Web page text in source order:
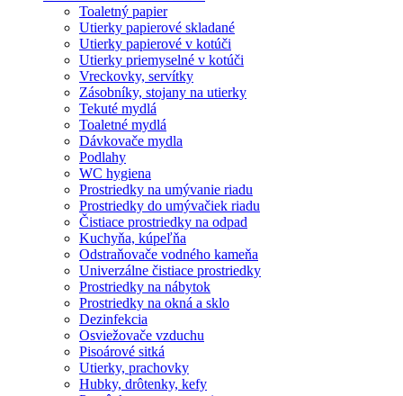
Toaletný papier
Utierky papierové skladané
Utierky papierové v kotúči
Utierky priemyselné v kotúči
Vreckovky, servítky
Zásobníky, stojany na utierky
Tekuté mydlá
Toaletné mydlá
Dávkovače mydla
Podlahy
WC hygiena
Prostriedky na umývanie riadu
Prostriedky do umývačiek riadu
Čistiace prostriedky na odpad
Kuchyňa, kúpeľňa
Odstraňovače vodného kameňa
Univerzálne čistiace prostriedky
Prostriedky na nábytok
Prostriedky na okná a sklo
Dezinfekcia
Osviežovače vzduchu
Pisoárové sitká
Utierky, prachovky
Hubky, drôtenky, kefy